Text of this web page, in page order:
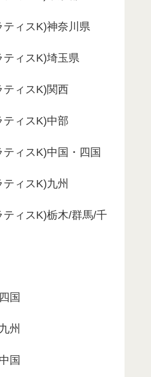
ティスK)神奈川県
ティスK)埼玉県
ティスK)関西
ティスK)中部
ィスK)中国・四国
ィスK)九州
ティスK)栃木/群馬/千
国
州
国